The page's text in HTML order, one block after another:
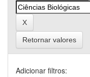
Retornar valores
Adicionar filtros: